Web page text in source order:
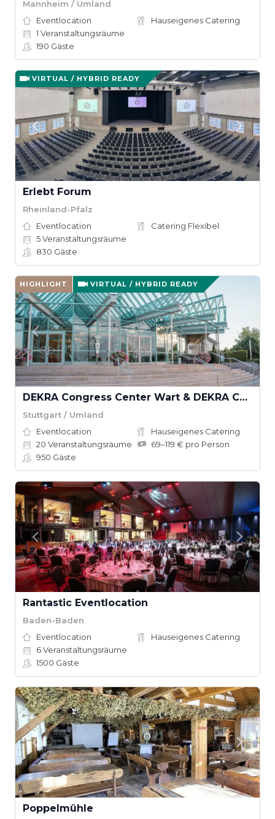
Mannheim / Umland
Eventlocation
Hauseigenes Catering
1 Veranstaltungsräume
190 Gäste
VIRTUAL / HYBRID READY
Erlebt Forum
Rheinland-Pfalz
Eventlocation
Catering Flexibel
5Veranstaltungsräume
830 Gäste
HIGHLIGHT VIRTUAL / HYBRID READY
DEKRA Congress Center Wart & DEKRA Congresshotel Wart
Stuttgart / Umland
Eventlocation
Hauseigenes Catering
20 Veranstaltungsräume
69–119 € pro Person
950 Gäste
Rantastic Eventlocation
Baden-Baden
Eventlocation
Hauseigenes Catering
6Veranstaltungsräume
1500 Gäste
Poppelmühle